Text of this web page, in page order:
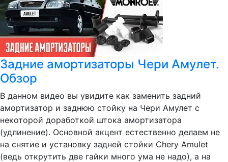
Задние амортизаторы Чери Амулет.
Обзор
В данном видео вы увидите как заменить задний
амортизатор и заднюю стойку на Чери Амулет с
некоторой доработкой штока амортизатора
(удлинение). Основной акцент естественно делаем не
на снятие и установку задней стойки Chery Amulet
(ведь открутить две гайки много ума не надо), а на